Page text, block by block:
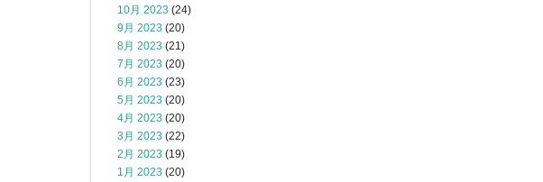
10月 2023 (24)
9月 2023 (20)
8月 2023 (21)
7月 2023 (20)
6月 2023 (23)
5月 2023 (20)
4月 2023 (20)
3月 2023 (22)
2月 2023 (19)
1月 2023 (20)